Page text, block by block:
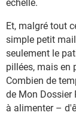
échelle.
Et, malgré tout
simple petit
seulement le
pillées, mais en
Combien de
de Mon Dossier
à alimenter –